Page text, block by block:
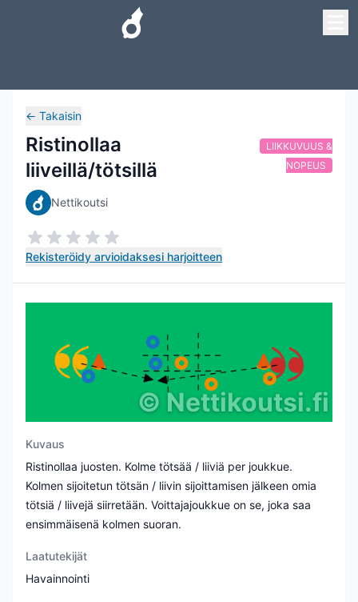
← Takaisin
Ristinollaa
liiveillä/tötsillä
Nettikoutsi
Rekisteröidy arvioidaksesi harjoitteen
LIIKKUVUUS &
NOPEUS
© Nettikoutsi.fi
Kuvaus
Ristinollaa juosten. Kolme tötsää / liiviä per joukkue.
Kolmen sijoitetun tötsän / liivin sijoittamisen jälkeen omia
tötsiä / liivejä siirretään. Voittajajoukkue on se, joka saa
ensimmäisenä kolmen suoran.
Laatutekijät
Havainnointi